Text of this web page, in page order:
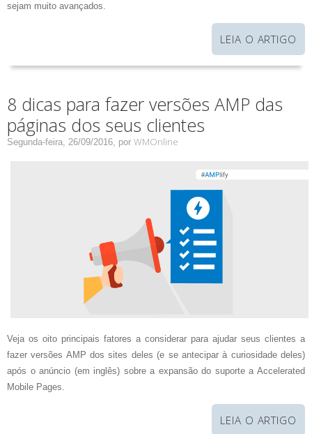
sejam muito avançados.
LEIA O ARTIGO
8 dicas para fazer versões AMP das
páginas dos seus clientes
Segunda-feira, 26/09/2016, por WMOnline
Veja os oito principais fatores a considerar para ajudar seus clientes a
fazer versões AMP dos sites deles (e se antecipar à curiosidade deles)
após o anúncio (em inglês) sobre a expansão do suporte a Accelerated
Mobile Pages.
LEIA O ARTIGO